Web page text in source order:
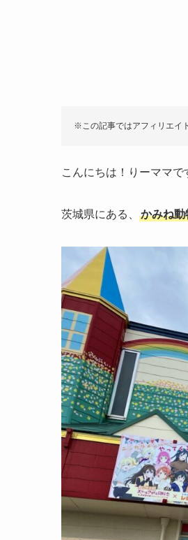
※この記事ではアフィリエイ
こんにちは！りーママで
茨城県にある、 かみね動